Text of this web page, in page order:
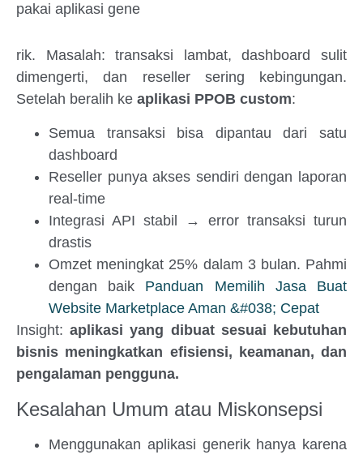
pakai aplikasi gene
rik. Masalah: transaksi lambat, dashboard sulit
dimengerti, dan reseller sering kebingungan.
Setelah beralih ke aplikasi PPOB custom:
Semua transaksi bisa dipantau dari satu
dashboard
Reseller punya akses sendiri dengan laporan
real-time
Integrasi API stabil → error transaksi turun
drastis
Omzet meningkat 25% dalam 3 bulan. Pahmi
dengan baik Panduan Memilih Jasa Buat
Website Marketplace Aman &#038; Cepat
Insight:aplikasi yang dibuat sesuai kebutuhan
bisnis meningkatkan efisiensi, keamanan, dan
pengalaman pengguna.
Kesalahan Umum atau Miskonsepsi
Menggunakan aplikasi generik hanya karena